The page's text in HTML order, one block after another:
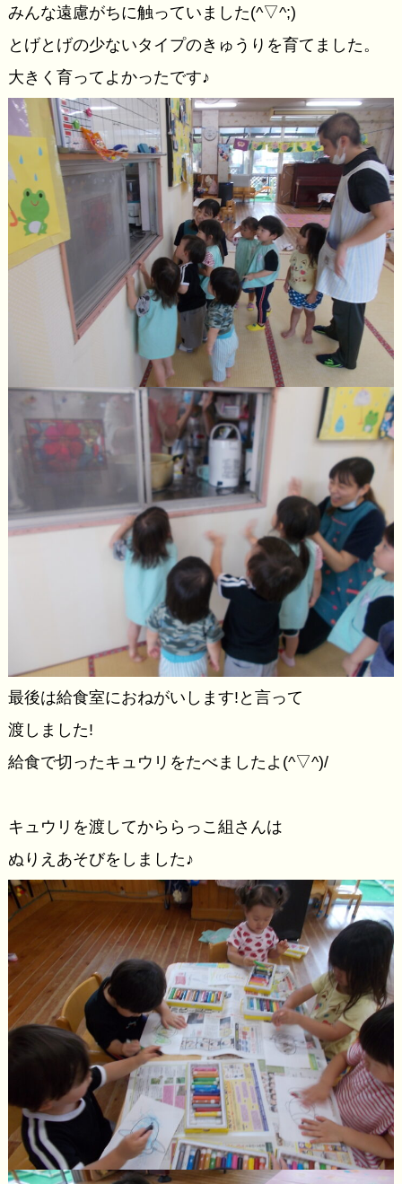
みんな遠慮がちに触っていました(^▽^;)
とげとげの少ないタイプのきゅうりを育てました。
大きく育ってよかったです♪
最後は給食室におねがいします!と言って
渡しました!
給食で切ったキュウリをたべましたよ(^▽^)/
キュウリを渡してかららっこ組さんは
ぬりえあそびをしました♪